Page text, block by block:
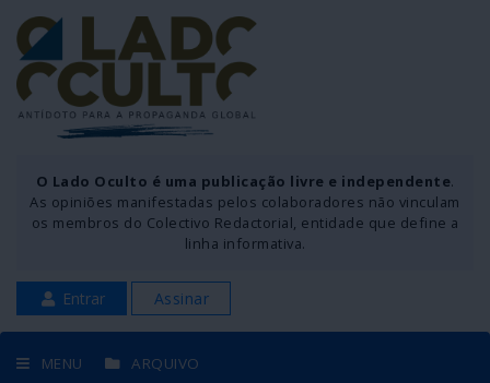
O Lado Oculto é uma publicação livre e independente.
As opiniões manifestadas pelos colaboradores não vinculam
os membros do Colectivo Redactorial, entidade que define a
linha informativa.
Entrar Assinar
MENU ARQUIVO